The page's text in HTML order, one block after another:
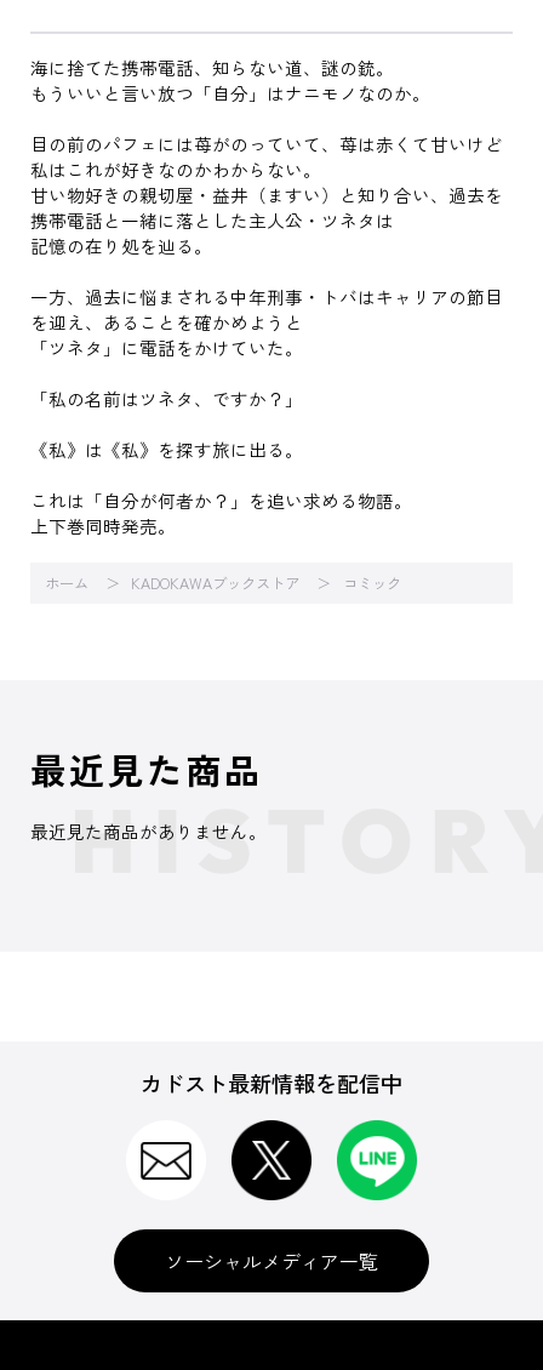
海に捨てた携帯電話、知らない道、謎の銃。
もういいと言い放つ「自分」はナニモノなのか。
目の前のパフェには苺がのっていて、苺は赤くて甘いけど
私はこれが好きなのかわからない。
甘い物好きの親切屋・益井（ますい）と知り合い、過去を
携帯電話と一緒に落とした主人公・ツネタは
記憶の在り処を辿る。
一方、過去に悩まされる中年刑事・トバはキャリアの節目
を迎え、あることを確かめようと
「ツネタ」に電話をかけていた。
「私の名前はツネタ、ですか？」
《私》は《私》を探す旅に出る。
これは「自分が何者か？」を追い求める物語。
上下巻同時発売。
ホーム KADOKAWAブックストア コミック
最近見た商品
最近見た商品がありません。
カドスト最新情報を配信中
ソーシャルメディア一覧